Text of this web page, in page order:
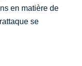
en matière de
se